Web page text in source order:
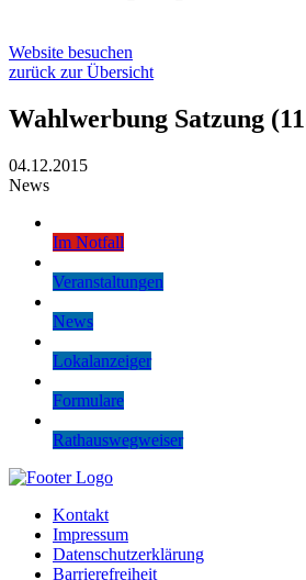
Website besuchen
zurück zur Übersicht
Wahlwerbung Satzung
04.12.2015
News
Im Notfall
Veranstaltungen
News
Lokalanzeiger
Formulare
Rathauswegweiser
Kontakt
Impressum
Datenschutzerklärung
Barrierefreiheit